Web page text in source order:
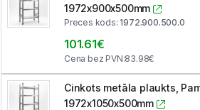
1972x900x500mm
Preces kods:1972.900.500.0
101.61€
Cena bez PVN:83.98€
Cinkots metāla plaukts,
1972x1050x500mm